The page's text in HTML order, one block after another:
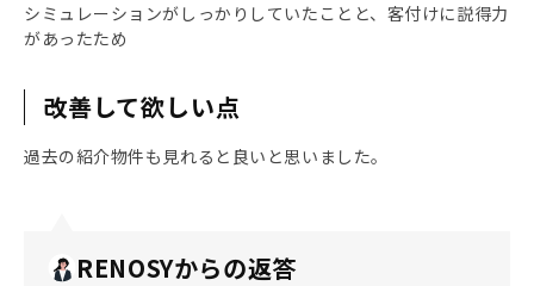
シミュレーションがしっかりしていたことと、客付けに説得力
があったため
改善して欲しい点
過去の紹介物件も見れると良いと思いました。
RENOSYからの返答